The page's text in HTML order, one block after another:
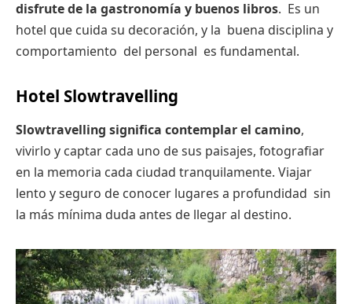
disfrute de la gastronomía y buenos libros. Es un
hotel que cuida su decoración, y la buena disciplina y
comportamiento del personal es fundamental.
Hotel Slowtravelling
Slowtravelling significa contemplar el camino,
vivirlo y captar cada uno de sus paisajes, fotografiar
en la memoria cada ciudad tranquilamente. Viajar
lento y seguro de conocer lugares a profundidad sin
la más mínima duda antes de llegar al destino.